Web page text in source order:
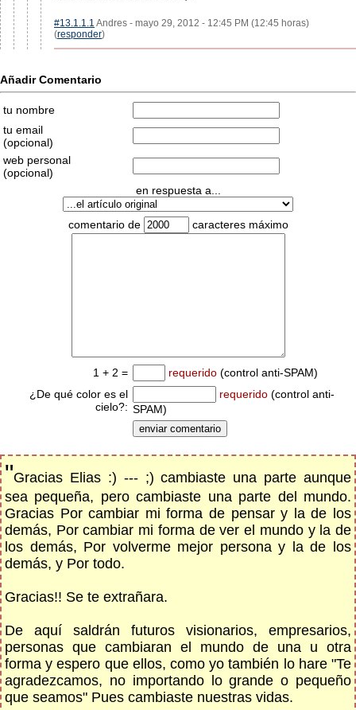
#13.1.1.1 Andres - mayo 29, 2012 - 12:45 PM (12:45 horas)
(responder)
Añadir Comentario
tu nombre
tu email
(opcional)
web personal
(opcional)
en respuesta a...
comentario de caracteres máximo
1 + 2 = requerido (control anti-SPAM)
¿De qué color es el
cielo?:
requerido (control anti-
SPAM)
"Gracias Elias :) --- ;) cambiaste una parte aunque
sea pequeña, pero cambiaste una parte del mundo.
Gracias Por cambiar mi forma de pensar y la de los
demás, Por cambiar mi forma de ver el mundo y la de
los demás, Por volverme mejor persona y la de los
demás, y Por todo.
Gracias!! Se te extrañara.
De aquí saldrán futuros visionarios, empresarios,
personas que cambiaran el mundo de una u otra
forma y espero que ellos, como yo también lo hare "Te
agradezcamos, no importando lo grande o pequeño
que seamos" Pues cambiaste nuestras vidas.